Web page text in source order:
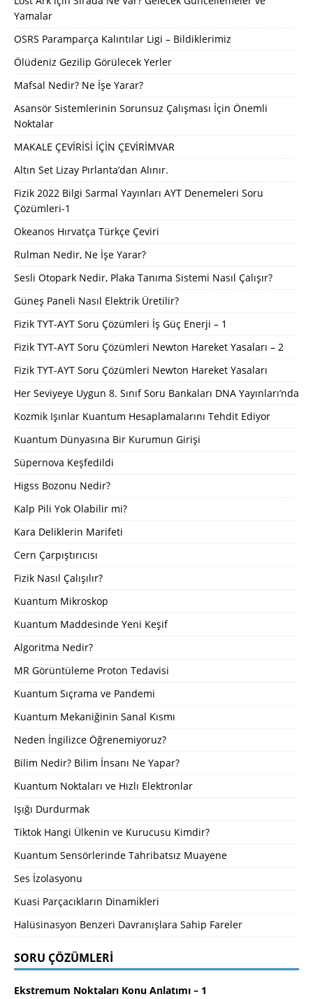
Yamalar
OSRS Paramparça Kalıntılar Ligi – Bildiklerimiz
Ölüdeniz Gezilip Görülecek Yerler
Mafsal Nedir? Ne İşe Yarar?
Asansör Sistemlerinin Sorunsuz Çalışması İçin Önemli
Noktalar
MAKALE ÇEVİRİSİ İÇİN ÇEVİRİMVAR
Altın Set Lizay Pırlanta’dan Alınır.
Fizik 2022 Bilgi Sarmal Yayınları AYT Denemeleri Soru
Çözümleri-1
Okeanos Hırvatça Türkçe Çeviri
Rulman Nedir, Ne İşe Yarar?
Sesli Otopark Nedir, Plaka Tanıma Sistemi Nasıl Çalışır?
Güneş Paneli Nasıl Elektrik Üretilir?
Fizik TYT-AYT Soru Çözümleri İş Güç Enerji – 1
Fizik TYT-AYT Soru Çözümleri Newton Hareket Yasaları – 2
Fizik TYT-AYT Soru Çözümleri Newton Hareket Yasaları
Her Seviyeye Uygun 8. Sınıf Soru Bankaları DNA Yayınları’nda
Kozmik Işınlar Kuantum Hesaplamalarını Tehdit Ediyor
Kuantum Dünyasına Bir Kurumun Girişi
Süpernova Keşfedildi
Higss Bozonu Nedir?
Kalp Pili Yok Olabilir mi?
Kara Deliklerin Marifeti
Cern Çarpıştırıcısı
Fizik Nasıl Çalışılır?
Kuantum Mikroskop
Kuantum Maddesinde Yeni Keşif
Algoritma Nedir?
MR Görüntüleme Proton Tedavisi
Kuantum Sıçrama ve Pandemi
Kuantum Mekaniğinin Sanal Kısmı
Neden İngilizce Öğrenemiyoruz?
Bilim Nedir? Bilim İnsanı Ne Yapar?
Kuantum Noktaları ve Hızlı Elektronlar
Işığı Durdurmak
Tiktok Hangi Ülkenin ve Kurucusu Kimdir?
Kuantum Sensörlerinde Tahribatsız Muayene
Ses İzolasyonu
Kuasi Parçacıkların Dinamikleri
Halüsinasyon Benzeri Davranışlara Sahip Fareler
SORU ÇÖZÜMLERI
Ekstremum Noktaları Konu Anlatımı – 1